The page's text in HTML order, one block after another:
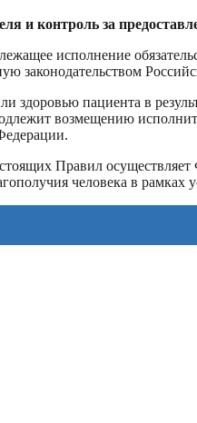
и контроль за
исполнение
законодательством
пациента в
возмещению
Правил
человека в